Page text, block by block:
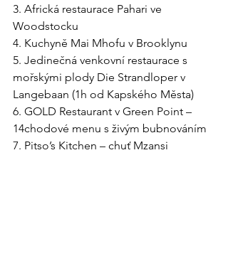
3. Africká restaurace Pahari ve
Woodstocku
4. Kuchyně Mai Mhofu v Brooklynu
5. Jedinečná venkovní restaurace s
mořskými plody Die Strandloper v
Langebaan (1h od Kapského Města)​
6. GOLD Restaurant v Green Point –
14chodové menu s živým bubnováním
7. Pitso’s Kitchen – chuť Mzansi